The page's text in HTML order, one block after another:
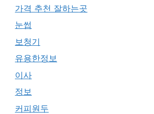
가격 추천 잘하는곳
눈썹
보청기
유용한정보
이사
정보
커피원두